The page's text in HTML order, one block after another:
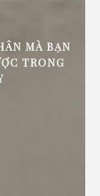
MÀ BẠN
TRONG